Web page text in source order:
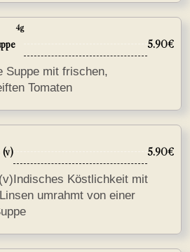
4g
5.90€
Suppe mit frischen,
Tomaten
(v) 5.90€
Köstlichkeit mit
umrahmt von einer